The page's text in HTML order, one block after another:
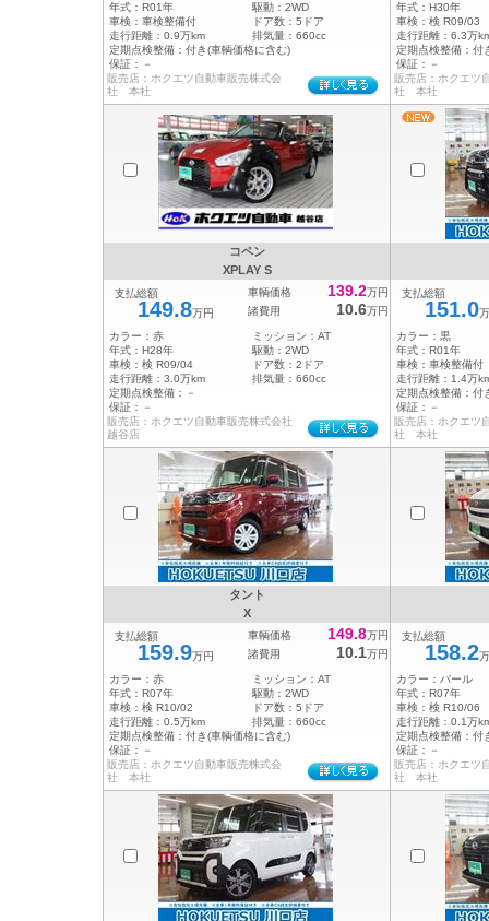
年式： R01年 駆動： 2WD
車検： 車検整備付 ドア数： 5ドア
走行距離： 0.9万km 排気量： 660cc
定期点検整備： 付き(車輌価格に含む)
保証：
－
販売店：ホクエツ自動車販売株式会
社 本社
年式： H30年
車検： 検 R09/03
走行距離： 6.3万
定期点検整備： 付
保証：
－
販売店：ホクエツ
社 本社
コペン
XPLAY S
支払総額
149.8万円
車輌価格 139.2万円
諸費用
10.6万円
カラー： 赤 ミッション： AT
年式： H28年 駆動： 2WD
車検： 検 R09/04 ドア数： 2ドア
走行距離： 3.0万km 排気量： 660cc
定期点検整備：
－
保証：
－
販売店：ホクエツ自動車販売株式会社
越谷店
支払総額
151.0
カラー： 黒
年式： R01年
車検： 車検整備付
走行距離： 1.4万
定期点検整備： 付
保証：
－
販売店：ホクエツ
社 本社
タント
X
支払総額
159.9万円
車輌価格 149.8万円
諸費用
10.1万円
カラー： 赤 ミッション： AT
年式： R07年 駆動： 2WD
車検： 検 R10/02 ドア数： 5ドア
走行距離： 0.5万km 排気量： 660cc
定期点検整備： 付き(車輌価格に含む)
保証：
－
販売店：ホクエツ自動車販売株式会
社 本社
支払総額
158.2
カラー： パール
年式： R07年
車検： 検 R10/06
走行距離： 0.1万
定期点検整備： 付
保証：
－
販売店：ホクエツ
社 本社